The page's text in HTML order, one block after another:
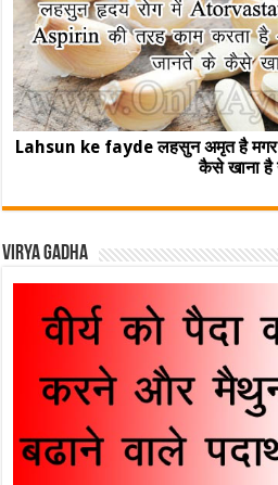
Lahsun ke fayde लहसुन अमृत है मगर
कैसे खाना है
Virya Gadha